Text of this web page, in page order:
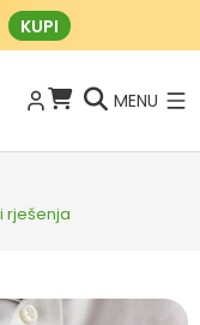
KUPI
MENU
rješenja